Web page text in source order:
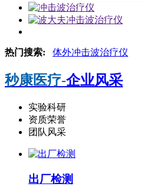
热门搜索: 体外冲击波治疗仪
秒康医疗-企业风采
实验科研
资质荣誉
团队风采
出厂检测